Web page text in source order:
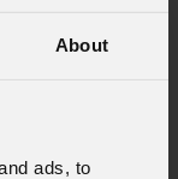
About
ads, to